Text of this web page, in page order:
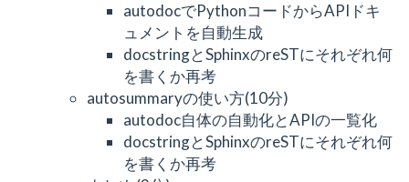
autodocでPythonコードからAPIドキ
ュメントを自動生成
docstringとSphinxのreSTにそれぞれ何
を書くか再考
autosummaryの使い方(10分)
autodoc自体の自動化とAPIの一覧化
docstringとSphinxのreSTにそれぞれ何
を書くか再考